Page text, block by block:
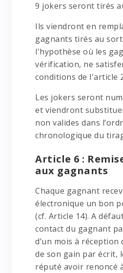
9 jokers seront tirés
Ils viendront en
gagnants tirés au
l'hypothèse où les
vérification, ne
conditions de l'article
Les jokers seront
et viendront
non valides dans
chronologique du
Article 6 :
aux gagnants
Chaque gagnant
électronique un bon
(cf. Article 14). A
contact du gagnant
d’un mois à réception
de son gain par écrit,
réputé avoir renoncé